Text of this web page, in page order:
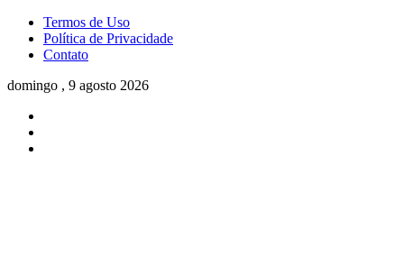
Termos de Uso
Política de Privacidade
Contato
domingo , 9 agosto 2026